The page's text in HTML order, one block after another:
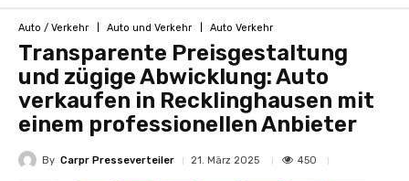
Auto / Verkehr Auto und Verkehr Auto Verkehr
Transparente Preisgestaltung
und zügige Abwicklung: Auto
verkaufen in Recklinghausen mit
einem professionellen Anbieter
By Carpr Presseverteiler 21. März 2025 450